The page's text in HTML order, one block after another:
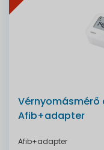
Vérnyomásmérő
Afib+adapter
Afib+adapter